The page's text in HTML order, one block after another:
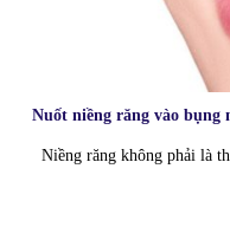
Nuốt niềng răng vào bụng
Niềng răng không phải là